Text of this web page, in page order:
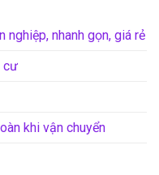
nghiệp, nhanh gọn, giá rẻ
cư
khi vận chuyển